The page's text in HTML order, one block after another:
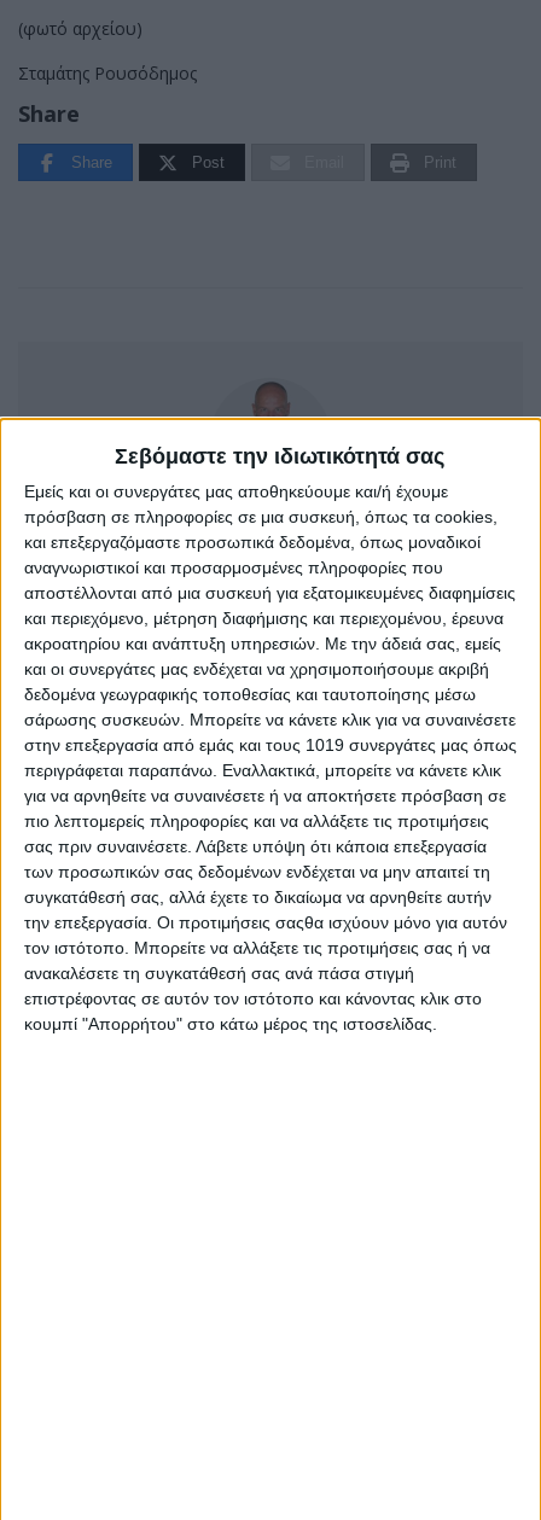
Σεβόμαστε την ιδιωτικότητά σας
Εμείς και οι συνεργάτες μας αποθηκεύουμε και/ή έχουμε
πρόσβαση σε πληροφορίες σε μια συσκευή, όπως τα cookies,
και επεξεργαζόμαστε προσωπικά δεδομένα, όπως μοναδικοί
αναγνωριστικοί και προσαρμοσμένες πληροφορίες που
αποστέλλονται από μια συσκευή για εξατομικευμένες διαφημίσεις
και περιεχόμενο, μέτρηση διαφήμισης και περιεχομένου, έρευνα
ακροατηρίου και ανάπτυξη υπηρεσιών. Με την άδειά σας, εμείς
και οι συνεργάτες μας ενδέχεται να χρησιμοποιήσουμε ακριβή
δεδομένα γεωγραφικής τοποθεσίας και ταυτοποίησης μέσω
σάρωσης συσκευών. Μπορείτε να κάνετε κλικ για να συναινέσετε
στην επεξεργασία από εμάς και τους 1019 συνεργάτες μας όπως
περιγράφεται παραπάνω. Εναλλακτικά, μπορείτε να κάνετε κλικ
για να αρνηθείτε να συναινέσετε ή να αποκτήσετε πρόσβαση σε
πιο λεπτομερείς πληροφορίες και να αλλάξετε τις προτιμήσεις
σας πριν συναινέσετε. Λάβετε υπόψη ότι κάποια επεξεργασία
των προσωπικών σας δεδομένων ενδέχεται να μην απαιτεί τη
συγκατάθεσή σας, αλλά έχετε το δικαίωμα να αρνηθείτε αυτήν
την επεξεργασία. Οι προτιμήσεις σαςθα ισχύουν μόνο για αυτόν
τον ιστότοπο. Μπορείτε να αλλάξετε τις προτιμήσεις σας ή να
ανακαλέσετε τη συγκατάθεσή σας ανά πάσα στιγμή
επιστρέφοντας σε αυτόν τον ιστότοπο και κάνοντας κλικ στο
κουμπί "Απορρήτου" στο κάτω μέρος της ιστοσελίδας.
(φωτό αρχείου)
Σταμάτης Ρουσόδημος
Share
Share Post Print
AUTHOR
Σταμάτης Κ. Ρουσόδημος
Ο Σταμάτης Κ. Ρουσόδημος είναι Ιδιοκτήτης και
Νόμιμος Εκπρόσωπος της Ιστοσελίδας Psaxna.gr. Είναι
μέλος της Ένωσης Δημοσιογράφων Περιοδικού και
Ηλεκτρονικού τύπου Μακεδονίας-Θράκης με Αριθμό
Μητρώου 0533.
TRENDING NOW